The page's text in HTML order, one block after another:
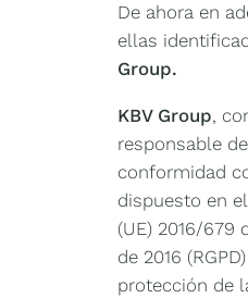
De ahora en
ellas
Group.
KBV Group,
responsable
conformidad
dispuesto en
(UE) 2016/679
de 2016
protección de